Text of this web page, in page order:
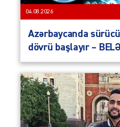
04.08.2026
Azərbaycanda
dövrü başlayır –